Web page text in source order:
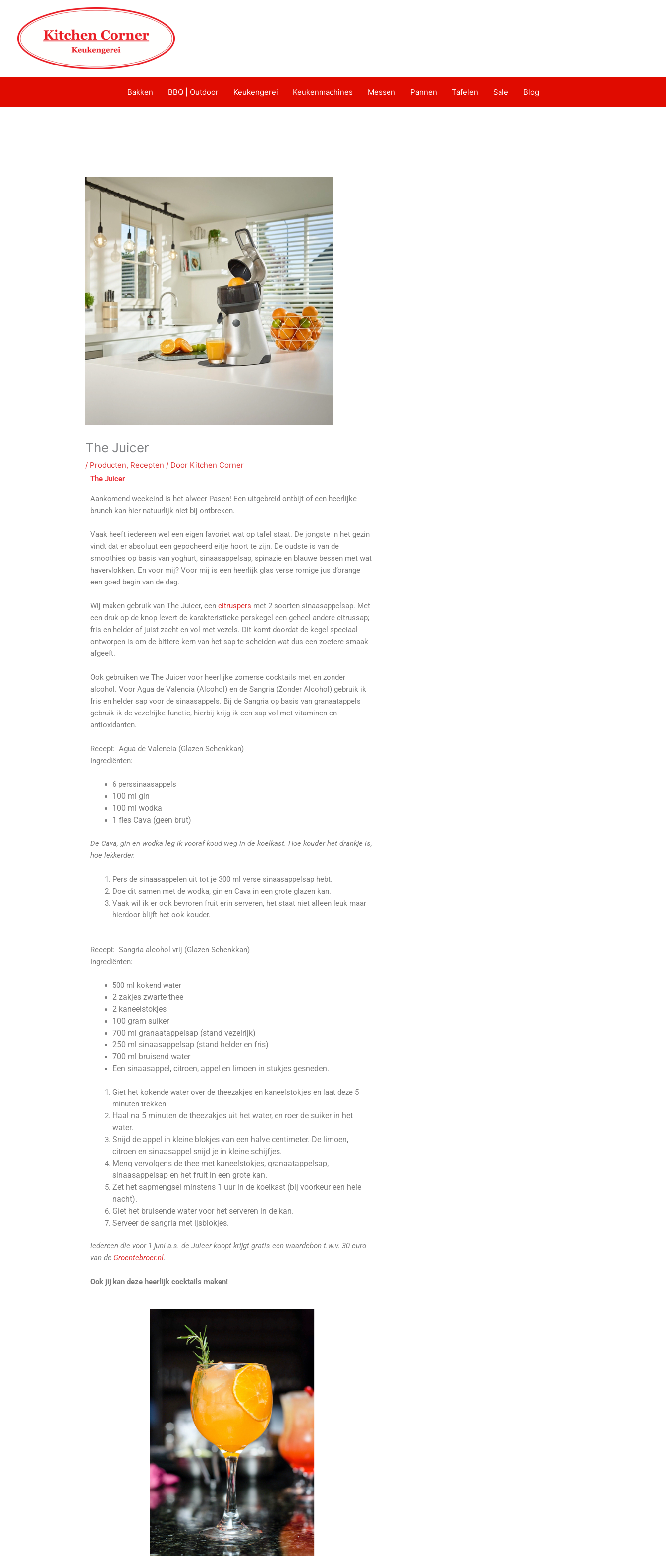
Bakken BBQ | Outdoor Keukengerei Keukenmachines Messen Pannen Tafelen Sale Blog
The Juicer
/ Producten, Recepten / Door Kitchen Corner
The Juicer
Aankomend weekeind is het alweer Pasen! Een uitgebreid ontbijt of een heerlijke
brunch kan hier natuurlijk niet bij ontbreken.
Vaak heeft iedereen wel een eigen favoriet wat op tafel staat. De jongste in het gezin
vindt dat er absoluut een gepocheerd eitje hoort te zijn. De oudste is van de
smoothies op basis van yoghurt, sinaasappelsap, spinazie en blauwe bessen met wat
havervlokken. En voor mij? Voor mij is een heerlijk glas verse romige jus d’orange
een goed begin van de dag.
Wij maken gebruik van The Juicer, eencitruspers met 2 soorten sinaasappelsap. Met
een druk op de knop levert de karakteristieke perskegel een geheel andere citrussap;
fris en helder of juist zacht en vol met vezels. Dit komt doordat de kegel speciaal
ontworpen is om de bittere kern van het sap te scheiden wat dus een zoetere smaak
afgeeft.
Ook gebruiken we The Juicer voor heerlijke zomerse cocktails met en zonder
alcohol. Voor Agua de Valencia (Alcohol) en de Sangria (Zonder Alcohol) gebruik ik
fris en helder sap voor de sinaasappels. Bij de Sangria op basis van granaatappels
gebruik ik de vezelrijke functie, hierbij krijg ik een sap vol met vitaminen en
antioxidanten.
Recept: Agua de Valencia (Glazen Schenkkan)
Ingrediënten:
6 perssinaasappels
100 ml gin
100 ml wodka
1 fles Cava (geen brut)
De Cava, gin en wodka leg ik vooraf koud weg in de koelkast. Hoe kouder het drankje is,
hoe lekkerder.
Pers de sinaasappelen uit tot je 300 ml verse sinaasappelsap hebt.
Doe dit samen met de wodka, gin en Cava in een grote glazen kan.
Vaak wil ik er ook bevroren fruit erin serveren, het staat niet alleen leuk maar
hierdoor blijft het ook kouder.
Recept: Sangria alcohol vrij (Glazen Schenkkan)
Ingrediënten:
500 ml kokend water
2 zakjes zwarte thee
2 kaneelstokjes
100 gram suiker
700 ml granaatappelsap (stand vezelrijk)
250 ml sinaasappelsap (stand helder en fris)
700 ml bruisend water
Een sinaasappel, citroen, appel en limoen in stukjes gesneden.
Giet het kokende water over de theezakjes en kaneelstokjes en laat deze 5
minuten trekken.
Haal na 5 minuten de theezakjes uit het water, en roer de suiker in het
water.
Snijd de appel in kleine blokjes van een halve centimeter. De limoen,
citroen en sinaasappel snijd je in kleine schijfjes.
Meng vervolgens de thee met kaneelstokjes, granaatappelsap,
sinaasappelsap en het fruit in een grote kan.
Zet het sapmengsel minstens 1 uur in de koelkast (bij voorkeur een hele
nacht).
Giet het bruisende water voor het serveren in de kan.
Serveer de sangria met ijsblokjes.
Iedereen die voor 1 juni a.s. de Juicer koopt krijgt gratis een waardebon t.w.v. 30 euro
van de Groentebroer.nl.
Ook jij kan deze heerlijk cocktails maken!